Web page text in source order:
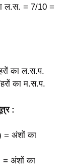
ल.स. = 7/10 =
का ल.स.प.
का म.स.प.
:
= अंशों का
= अंशों का